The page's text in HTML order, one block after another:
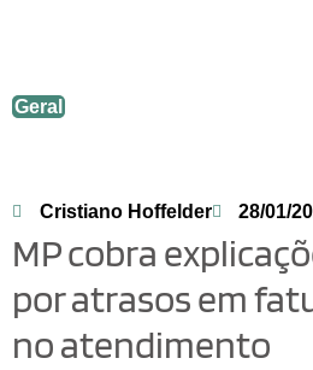
Geral
Cristiano Hoffelder 28/01/
MP cobra
por atrasos em
no atendimento